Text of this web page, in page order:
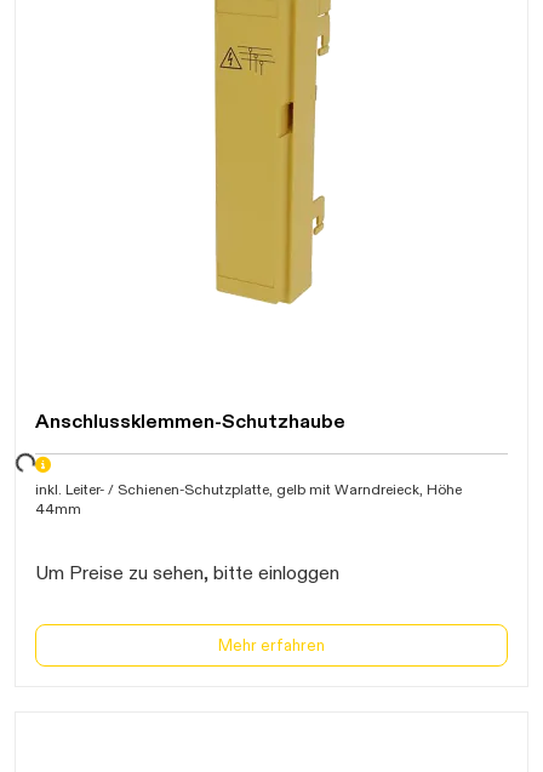
Anschlussklemmen-Schutzhaube
Daten werden geladen. Bitte warten...
inkl. Leiter- / Schienen-Schutzplatte, gelb mit Warndreieck, Höhe
44mm
Um Preise zu sehen, bitte einloggen
Mehr erfahren